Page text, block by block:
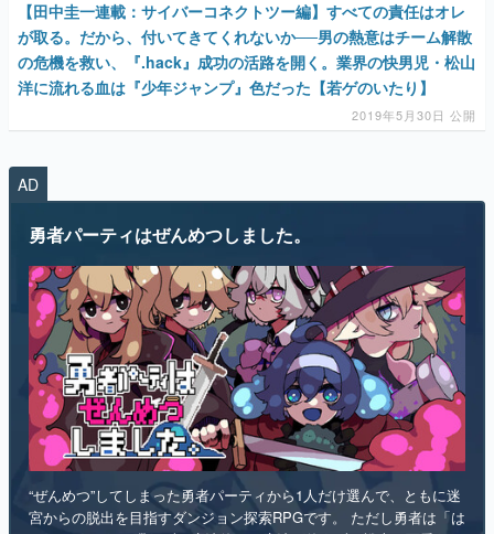
洋に流れる血は『少年ジャンプ』色だった【若ゲのいたり】
2019年5月30日 公開
AD
“ぜんめつ”してしまった勇者パーティから1人だけ選んで、ともに迷
宮からの脱出を目指すダンジョン探索RPGです。 ただし勇者は「は
い/いいえ」しか喋れず、魔法使いは魔法が使えず、戦士は可愛らし
い人形になっていて、僧侶は██を崇拝しています。誰を救うのかを
選ぶのは、あなたです。